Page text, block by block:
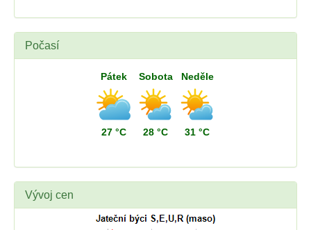
Počasí
Pátek
27 °C
Sobota
28 °C
Neděle
31 °C
Vývoj cen